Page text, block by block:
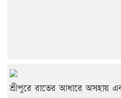
শ্রীপুরে রাতের আধারে অসহায়